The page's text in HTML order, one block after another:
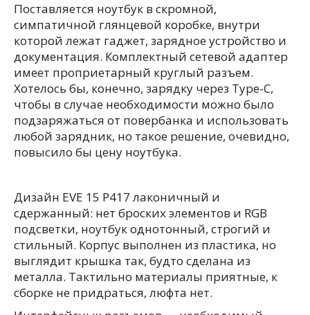
Поставляется ноутбук в скромной,
симпатичной глянцевой коробке, внутри
которой лежат гаджет, зарядное устройство и
документация. Комплектный сетевой адаптер
имеет проприетарный круглый разъем.
Хотелось бы, конечно, зарядку через Type-C,
чтобы в случае необходимости можно было
подзаряжаться от повербанка и использовать
любой зарядник, но такое решение, очевидно,
повысило бы цену ноутбука.
Дизайн EVE 15 P417 лаконичный и
сдержанный: нет броских элементов и RGB
подсветки, ноутбук однотонный, строгий и
стильный. Корпус выполнен из пластика, но
выглядит крышка так, будто сделана из
металла. Тактильно материалы приятные, к
сборке не придраться, люфта нет.